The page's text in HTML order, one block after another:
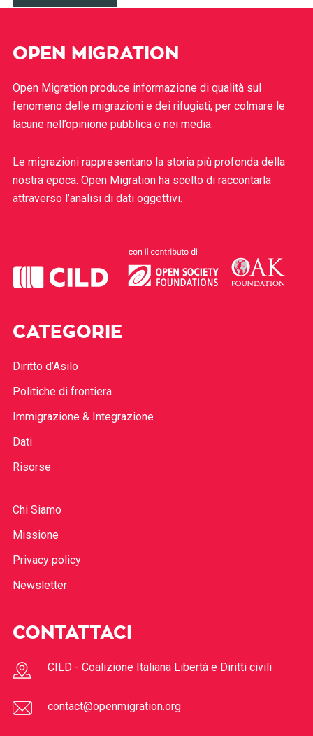
OPEN MIGRATION
Open Migration produce informazione di qualità sul
fenomeno delle migrazioni e dei rifugiati, per colmare le
lacune nell’opinione pubblica e nei media.
Le migrazioni rappresentano la storia più profonda della
nostra epoca. Open Migration ha scelto di raccontarla
attraverso l’analisi di dati oggettivi.
CATEGORIE
Diritto d’Asilo
Politiche di frontiera
Immigrazione & Integrazione
Dati
Risorse
Chi Siamo
Missione
Privacy policy
Newsletter
CONTATTACI
CILD - Coalizione Italiana Libertà e Diritti civili
contact@openmigration.org